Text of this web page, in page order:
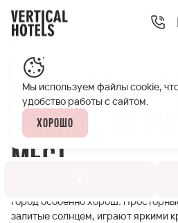
Апарт-отели Vertical
Где гулять
Москве: 10
мест
Москва прекрасна в любое время
город особенно хорош.
залитые солнцем, играют яркими
Мы используем файлы cookie,
удобство работы с сайтом.
Хорошо